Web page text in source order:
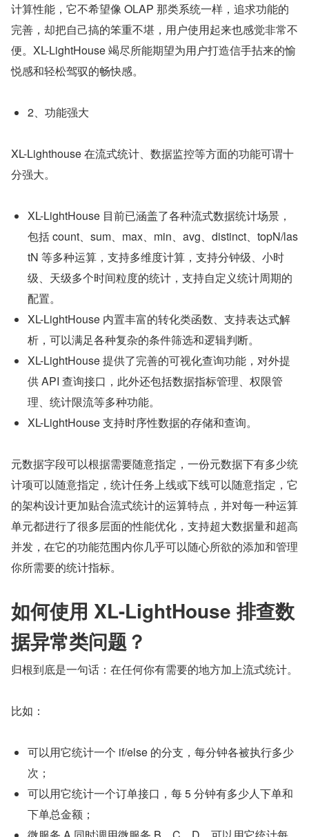
计算性能，它不希望像 OLAP 那类系统一样，追求功能的
完善，却把自己搞的笨重不堪，用户使用起来也感觉非常不
便。XL-LightHouse 竭尽所能期望为用户打造信手拈来的愉
悦感和轻松驾驭的畅快感。
2、功能强大
XL-Lighthouse 在流式统计、数据监控等方面的功能可谓十
分强大。
XL-LightHouse 目前已涵盖了各种流式数据统计场景，
包括 count、sum、max、min、avg、distinct、topN/las
tN 等多种运算，支持多维度计算，支持分钟级、小时
级、天级多个时间粒度的统计，支持自定义统计周期的
配置。
XL-LightHouse 内置丰富的转化类函数、支持表达式解
析，可以满足各种复杂的条件筛选和逻辑判断。
XL-LightHouse 提供了完善的可视化查询功能，对外提
供 API 查询接口，此外还包括数据指标管理、权限管
理、统计限流等多种功能。
XL-LightHouse 支持时序性数据的存储和查询。
元数据字段可以根据需要随意指定，一份元数据下有多少统
计项可以随意指定，统计任务上线或下线可以随意指定，它
的架构设计更加贴合流式统计的运算特点，并对每一种运算
单元都进行了很多层面的性能优化，支持超大数据量和超高
并发，在它的功能范围内你几乎可以随心所欲的添加和管理
你所需要的统计指标。
如何使用 XL-LightHouse 排查数
据异常类问题？
归根到底是一句话：在任何你有需要的地方加上流式统计。
比如：
可以用它统计一个 if/else 的分支，每分钟各被执行多少
次；
可以用它统计一个订单接口，每 5 分钟有多少人下单和
下单总金额；